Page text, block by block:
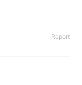
Report